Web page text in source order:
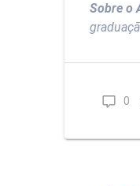
Sobre o
0